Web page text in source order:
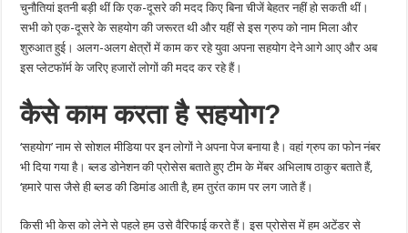
चुनौतियां इतनी बड़ी थीं कि एक-दूसरे की मदद किए बिना चीजें बेहतर नहीं हो सकती थीं।
सभी को एक-दूसरे के सहयोग की जरूरत थी और यहीं से इस ग्रुप को नाम मिला और
शुरुआत हुई। अलग-अलग क्षेत्रों में काम कर रहे युवा अपना सहयोग देने आगे आए और अब
इस प्लेटफॉर्म के जरिए हजारों लोगों की मदद कर रहे हैं।
कैसे काम करता है सहयोग?
‘सहयोग’ नाम से सोशल मीडिया पर इन लोगों ने अपना पेज बनाया है। वहां ग्रुप का फोन नंबर
भी दिया गया है। ब्लड डोनेशन की प्रोसेस बताते हुए टीम के मेंबर अभिलाष ठाकुर बताते हैं,
‘हमारे पास जैसे ही ब्लड की डिमांड आती है, हम तुरंत काम पर लग जाते हैं।
किसी भी केस को लेने से पहले हम उसे वैरिफाई करते हैं। इस प्रोसेस में हम अटेंडर से